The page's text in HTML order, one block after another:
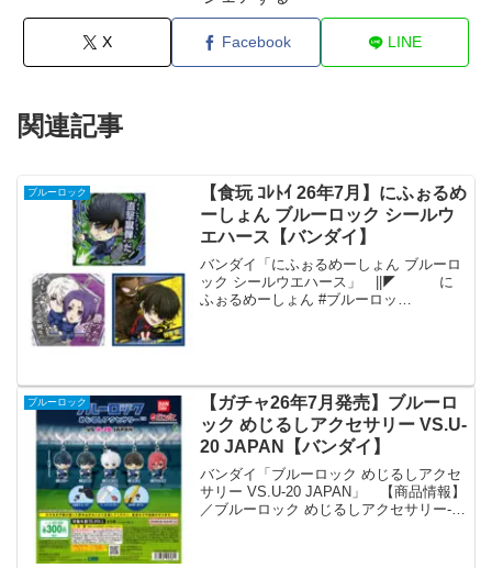
X Facebook LINE
関連記事
ブルーロック
【食玩 ｺﾚﾄｲ 26年7月】にふぉるめ
ーしょん ブルーロック シールウ
エハース【バンダイ】
バンダイ「にふぉるめーしょん ブルーロ
ック シールウエハース」 ||◤ に
ふぉるめーしょん #ブルーロッ
ブルーロック
【ガチャ26年7月発売】ブルーロ
ック めじるしアクセサリー VS.U-
20 JAPAN【バンダイ】
バンダイ「ブルーロック めじるしアクセ
サリー VS.U-20 JAPAN」 【商品情報】
／ブルーロック めじるしアクセサリー‐